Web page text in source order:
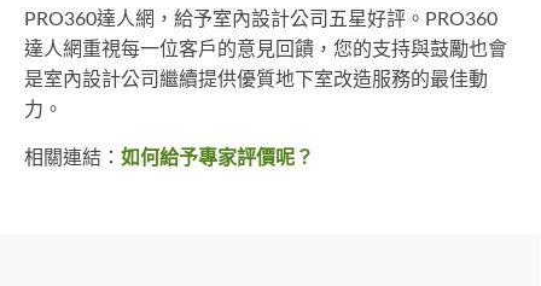
PRO360達人網，給予室內設計公司五星好評。PRO360
達人網重視每一位客戶的意見回饋，您的支持與鼓勵也會
是室內設計公司繼續提供優質地下室改造服務的最佳動
力。
相關連結： 如何給予專家評價呢？